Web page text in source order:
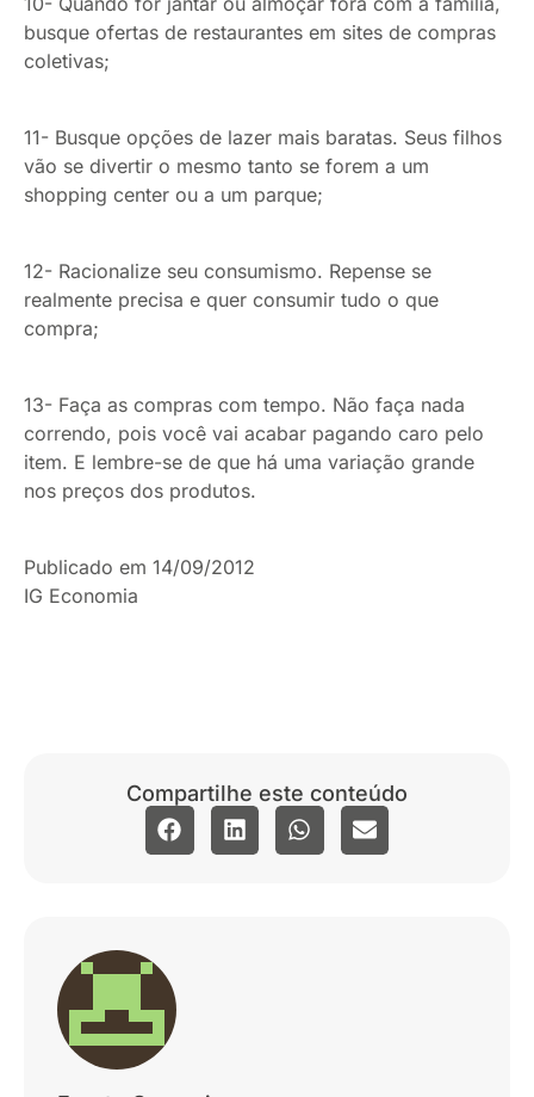
busque ofertas de restaurantes em sites de compras
coletivas;
11- Busque opções de lazer mais baratas. Seus filhos
vão se divertir o mesmo tanto se forem a um
shopping center ou a um parque;
12- Racionalize seu consumismo. Repense se
realmente precisa e quer consumir tudo o que
compra;
13- Faça as compras com tempo. Não faça nada
correndo, pois você vai acabar pagando caro pelo
item. E lembre-se de que há uma variação grande
nos preços dos produtos.
Publicado em 14/09/2012
IG Economia
Compartilhe este conteúdo